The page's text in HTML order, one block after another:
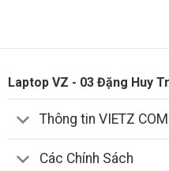
Laptop VZ - 03 Đặng Huy
Thông tin VIETZ
Các Chính Sách